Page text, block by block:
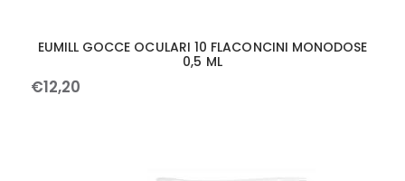
EUMILL GOCCE OCULARI 10 FLACONCINI MONODOSE
0,5 ML
€12,20